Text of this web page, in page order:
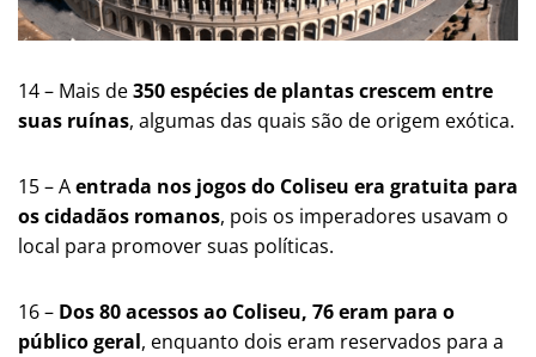
14 – Mais de350 espécies de plantas crescem entre
suas ruínas, algumas das quais são de origem exótica​​​​.
15 – Aentrada nos jogos do Coliseu era gratuita para
os cidadãos romanos, pois os imperadores usavam o
local para promover suas políticas​​.
16 – Dos 80 acessos ao Coliseu, 76 eram para o
público geral, enquanto dois eram reservados para a